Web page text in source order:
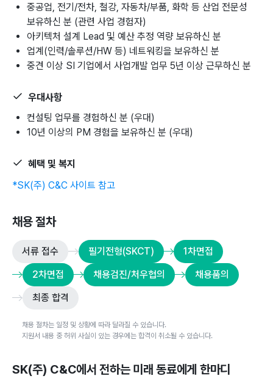
중공업, 전기/전차, 철강, 자동차/부품, 화학 등 산업 전문성
보유하신 분 (관련 사업 경험자)
아키텍처 설계 Lead 및 예산 추정 역량 보유하신 분
업계(인력/솔루션/HW 등) 네트워킹을 보유하신 분
중견 이상 SI 기업에서 사업개발 업무 5년 이상 근무하신 분
우대사항
컨설팅 업무를 경험하신 분 (우대)
10년 이상의 PM 경험을 보유하신 분 (우대)
혜택 및 복지
*SK(주) C&C 사이트 참고
채용 절차
서류 접수 필기전형(SKCT)
1차면접
2차면접
채용검진/처우협의
채용품의
최종 합격
채용 절차는 일정 및 상황에 따라 달라질 수 있습니다.
지원서 내용 중 허위 사실이 있는 경우에는 합격이 취소될 수 있습니다.
SK(주) C&C에서 전하는 미래 동료에게 한마디